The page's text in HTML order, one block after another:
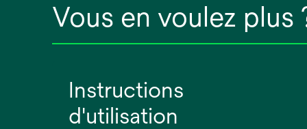
Vous en voulez plus
Instructions
d'utilisation